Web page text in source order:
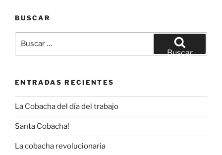
BUSCAR
por:
Buscar
ENTRADAS RECIENTES
La Cobacha del día del trabajo
Santa Cobacha!
La cobacha revolucionaria